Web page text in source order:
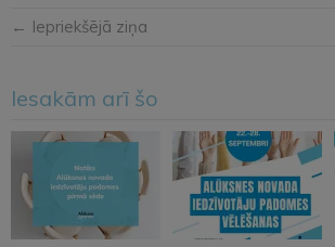
← Iepriekšējā ziņa
Iesakām arī šo